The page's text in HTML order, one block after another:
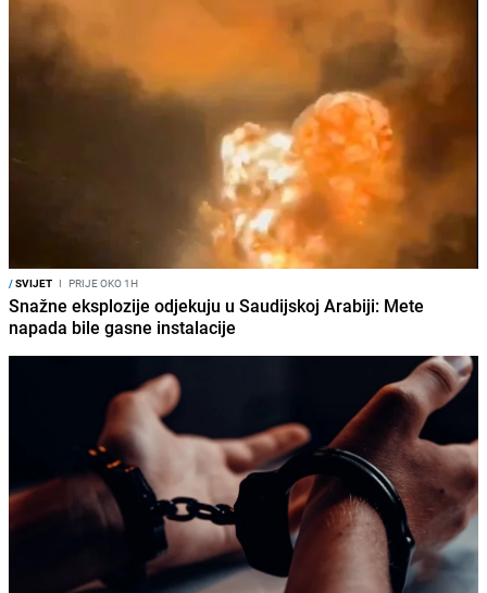
/SVIJET I PRIJE OKO 1H
Snažne eksplozije odjekuju u Saudijskoj Arabiji: Mete
napada bile gasne instalacije